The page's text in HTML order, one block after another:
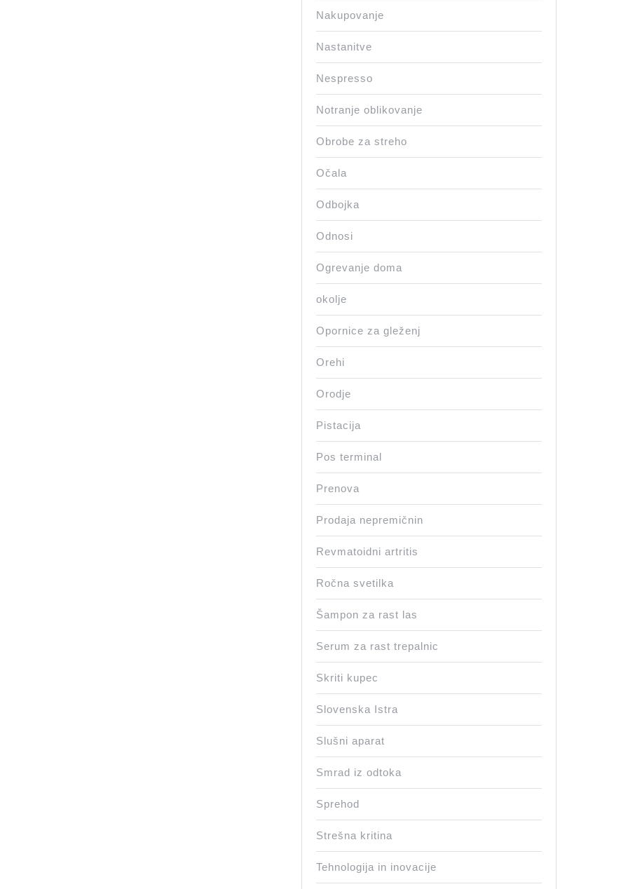
Nakupovanje
Nastanitve
Nespresso
Notranje oblikovanje
Obrobe za streho
Očala
Odbojka
Odnosi
Ogrevanje doma
okolje
Opornice za gleženj
Orehi
Orodje
Pistacija
Pos terminal
Prenova
Prodaja nepremičnin
Revmatoidni artritis
Ročna svetilka
Šampon za rast las
Serum za rast trepalnic
Skriti kupec
Slovenska Istra
Slušni aparat
Smrad iz odtoka
Sprehod
Strešna kritina
Tehnologija in inovacije